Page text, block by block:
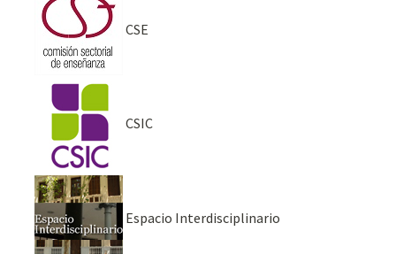
CSE
CSIC
Espacio Interdisciplinario